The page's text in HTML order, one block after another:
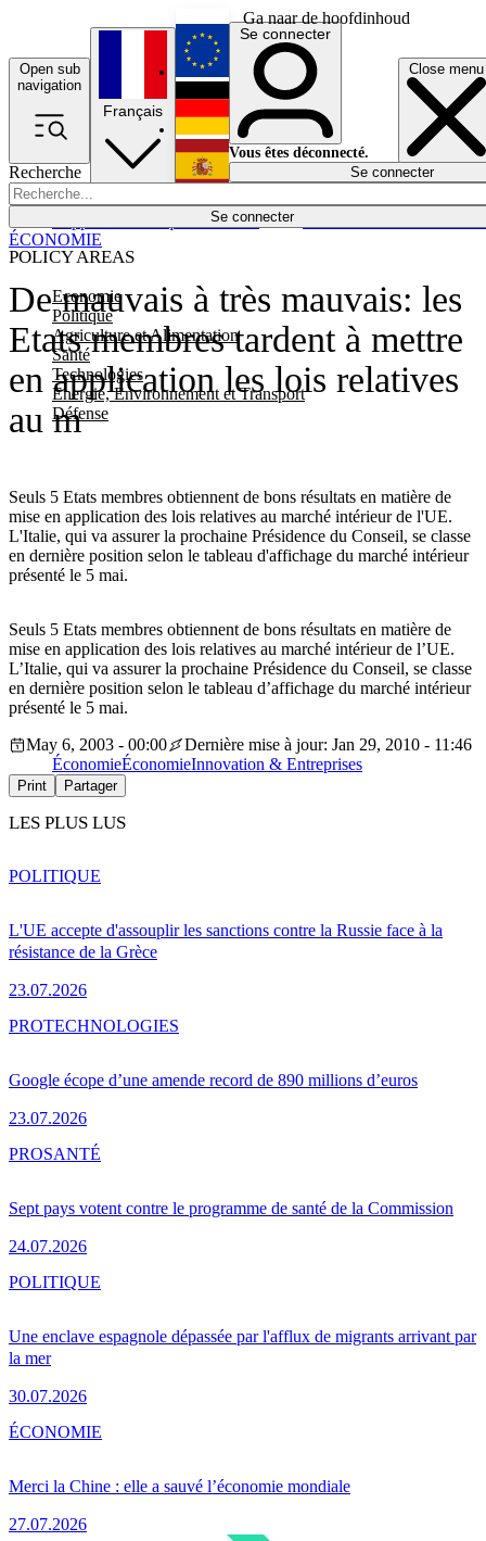
Ga naar de hoofdinhoud
Open sub
navigation
Close menu
Recherche
Se connecter
POLICY AREAS
Economie
Politique
Agriculture et Alimentation
Santé
Technologies
Energie, Environnement et Transport
Défense
Économie
Français
English
Deutsch
Español
Se connecter
Vous êtes déconnecté.
Se connecter
De mauvais à très mauvais: les
Etats membres tardent à mettre
en application les lois relatives
au m
Seuls 5 Etats membres obtiennent de bons résultats en matière de
mise en application des lois relatives au marché intérieur de l'UE.
L'Italie, qui va assurer la prochaine Présidence du Conseil, se classe
en dernière position selon le tableau d'affichage du marché intérieur
présenté le 5 mai.
ÉCONOMIE
Seuls 5 Etats membres obtiennent de bons résultats en matière de
mise en application des lois relatives au marché intérieur de l’UE.
L’Italie, qui va assurer la prochaine Présidence du Conseil, se classe
en dernière position selon le tableau d’affichage du marché intérieur
présenté le 5 mai.
May 6, 2003 - 00:00
Dernière mise à jour: Jan 29, 2010 - 11:46
ÉconomieÉconomieInnovation & Entreprises
Print Partager
LES PLUS LUS
L'UE accepte d'assouplir les sanctions contre la Russie face à la
résistance de la Grèce
23.07.2026
POLITIQUE
Google écope d’une amende record de 890 millions d’euros
23.07.2026
PROTECHNOLOGIES
Sept pays votent contre le programme de santé de la Commission
24.07.2026
PROSANTÉ
Une enclave espagnole dépassée par l'afflux de migrants arrivant par
la mer
30.07.2026
POLITIQUE
Merci la Chine : elle a sauvé l’économie mondiale
27.07.2026
ÉCONOMIE